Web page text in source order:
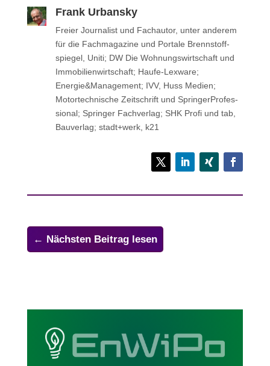
Frank Urbansky
Freier Jour­na­list und Fach­au­tor, unter anderem
für die Fach­ma­ga­zine und Portale Brenn­stoff­
spie­gel, Uniti; DW Die Woh­nungs­wirt­schaft und
Immo­bi­li­en­wirt­schaft; Haufe-Lexware;
Energie&Management; IVV, Huss Medien;
Motor­tech­ni­sche Zeit­schrift und Sprin­ger­Pro­fes­
sio­nal; Sprin­ger Fachverlag; SHK Profi und tab,
Bau­ver­lag; stadt+werk, k21
← Nächsten Beitrag lesen